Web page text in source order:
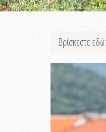
Βρίσκεστε εδώ: